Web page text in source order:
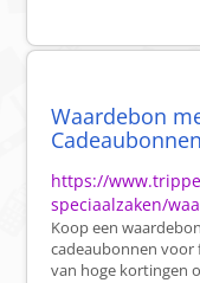
Waardebon
https://
speciaalzaken/
Koop een
cadeaubonnen voor
van hoge kortingen